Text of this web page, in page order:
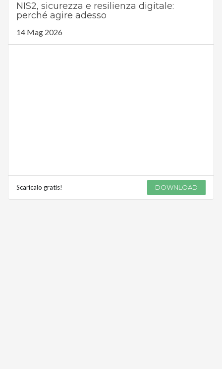
NIS2, sicurezza e resilienza digitale:
perché agire adesso
14 Mag 2026
Scaricalo gratis! DOWNLOAD